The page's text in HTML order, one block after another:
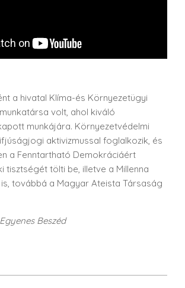
a hivatal Klíma-és Környezetügyi
volt, ahol kiváló
munkájára. Környezetvédelmi
aktivizmussal foglalkozik, és
a Fenntartható Demokráciáért
tisztségét tölti be, illetve a Millenna
továbbá a Magyar Ateista Társaság
Beszéd